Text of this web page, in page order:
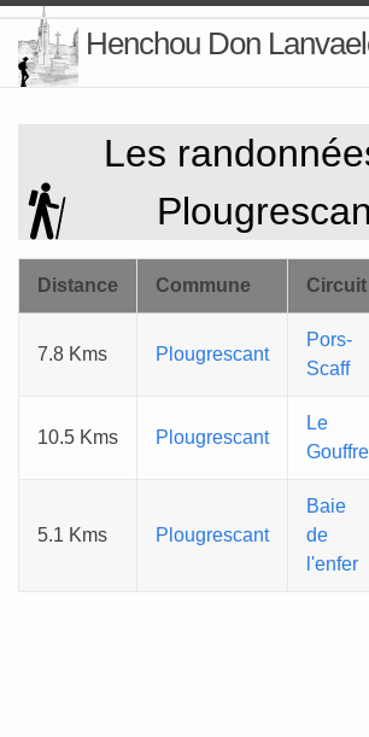
Henchou Don
Les
Distance Commune Circuit
7.8 Kms Plougrescant
Pors-
Scaff
10.5 Kms Plougrescant
Le
Gouffre
5.1 Kms Plougrescant
Baie
de
l'enfer